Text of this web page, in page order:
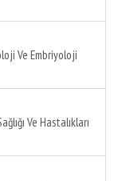
Ve Embriyoloji
Ve Hastalıkları